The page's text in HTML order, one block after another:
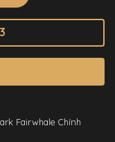
Fairwhale Chính